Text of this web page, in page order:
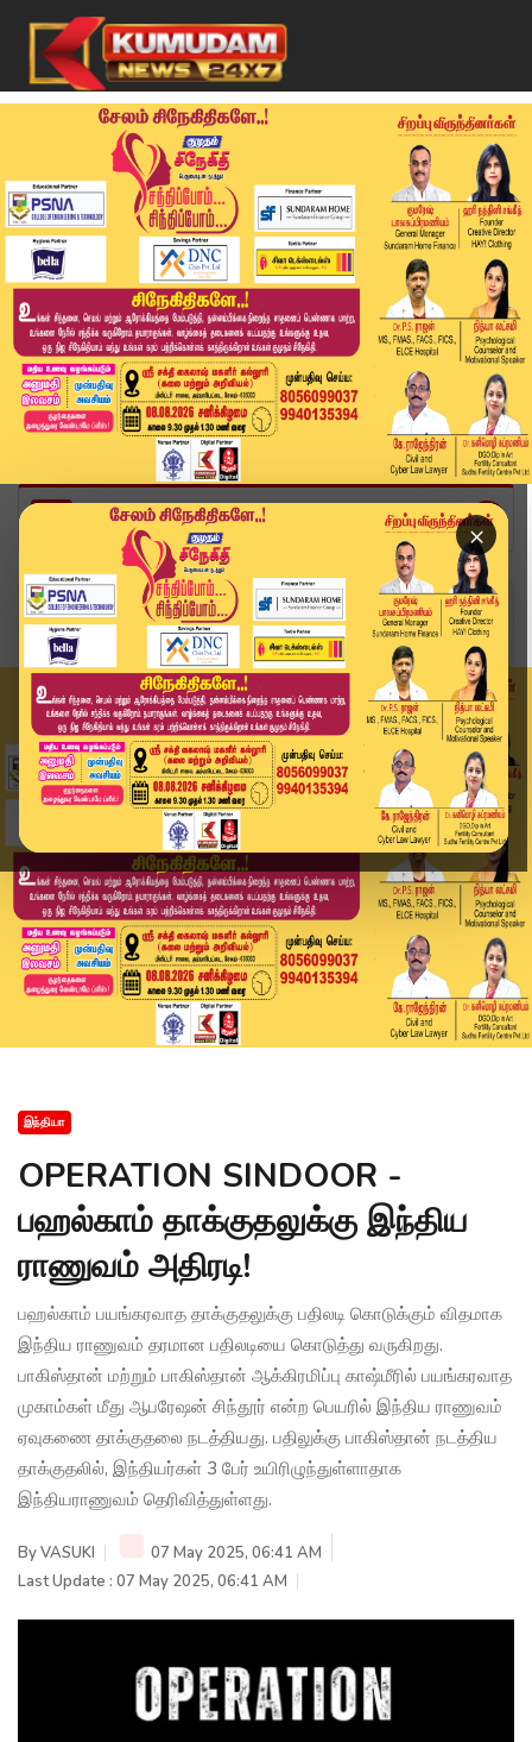
×
Home
இந்தியா
OPERATION SINDOOR - பஹல்காம் தாக்குதலுக்கு இந்த...
இந்தியா
OPERATION SINDOOR -
பஹல்காம் தாக்குதலுக்கு இந்திய
ராணுவம் அதிரடி!
பஹல்காம் பயங்கரவாத தாக்குதலுக்கு பதிலடி கொடுக்கும் விதமாக
இந்திய ராணுவம் தரமான பதிலடியை கொடுத்து வருகிறது.
பாகிஸ்தான் மற்றும் பாகிஸ்தான் ஆக்கிரமிப்பு காஷ்மீரில் பயங்கரவாத
முகாம்கள் மீது ஆபரேஷன் சிந்தூர் என்ற பெயரில் இந்திய ராணுவம்
ஏவுகணை தாக்குதலை நடத்தியது. பதிலுக்கு பாகிஸ்தான் நடத்திய
தாக்குதலில், இந்தியர்கள் 3 பேர் உயிரிழுந்துள்ளாதாக
இந்தியராணுவம் தெரிவித்துள்ளது.
ByVASUKI
07 May 2025, 06:41 AM
Last Update : 07 May 2025, 06:41 AM